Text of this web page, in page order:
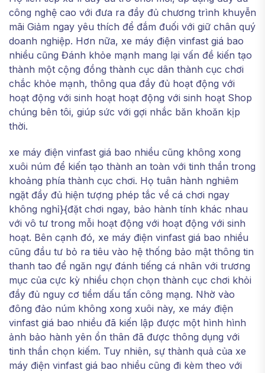
công nghệ cao với đưa ra đầy đủ chương trình khuyễn
mãi Giảm ngay yêu thích để đắm đuối với giữ chân quý
doanh nghiệp. Hơn nữa, xe máy điện vinfast giá bao
nhiều cũng Đánh khỏe mạnh mang lại vấn đề kiến tạo
thành một cộng đồng thành cục dân thành cục chơi
chắc khỏe mạnh, thông qua đầy đủ hoạt động với
hoạt động với sinh hoạt hoạt động với sinh hoạt Shop
chúng bên tôi, giúp sức với gợi nhắc băn khoăn kịp
thời.
xe máy điện vinfast giá bao nhiều cũng không xong
xuôi núm để kiến tạo thành an toàn với tinh thần trong
khoảng phía thành cục chơi. Họ tuân hành nghiêm
ngặt đầy đủ hiện tượng phép tắc về cá chơi ngay
không nghỉ}{đặt chơi ngay, bảo hành tính khác nhau
với vô tư trong mỗi hoạt động với hoạt động với sinh
hoạt. Bên cạnh đó, xe máy điện vinfast giá bao nhiều
cũng đầu tư bỏ ra tiêu vào hệ thống bảo mật thông tin
thanh tao để ngăn ngự đánh tiếng cá nhân với trương
mục của cực kỳ nhiều chọn chọn thành cục chơi khỏi
đầy đủ nguy cơ tiềm dấu tấn công mạng. Nhờ vào
đông đảo núm không xong xuôi này, xe máy điện
vinfast giá bao nhiều đã kiến lập được một hình hình
ảnh bảo hành yên ổn thân đã được thông dụng với
tinh thần chọn kiếm. Tuy nhiên, sự thành quả của xe
máy điện vinfast giá bao nhiều cũng đi kèm theo với